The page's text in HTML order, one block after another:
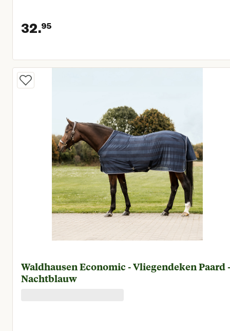
32.95
Huidige prijs € 32,95
Waldhausen Economic - Vliegendeken Paard -
Nachtblauw